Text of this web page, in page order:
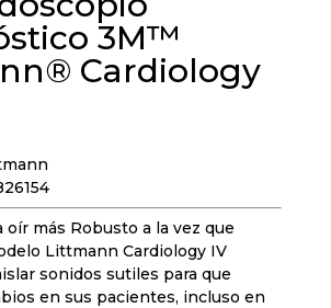
3M™
Cardiology
oír más Robusto a la vez que
Littmann Cardiology IV
sonidos sutiles para que
en sus pacientes, incluso en